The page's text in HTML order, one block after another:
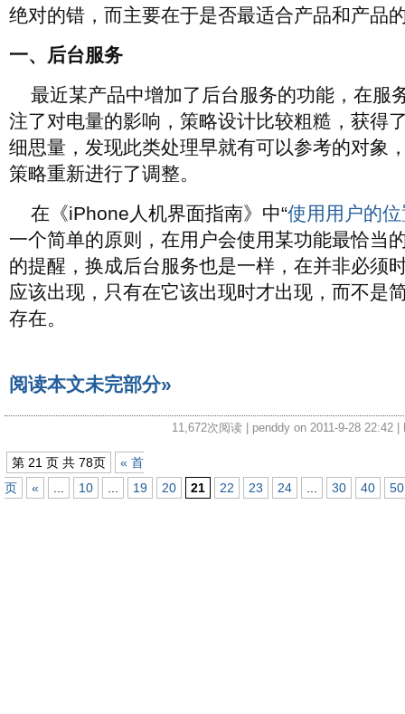
绝对的错，而主要在于是否最适合产品和产品
一、后台服务
最近某产品中增加了后台服务的功能，在服
注了对电量的影响，策略设计比较粗糙，获得
细思量，发现此类处理早就有可以参考的对象
策略重新进行了调整。
在《iPhone人机界面指南》中“使用用户的
一个简单的原则，在用户会使用某功能最恰当
的提醒，换成后台服务也是一样，在并非必须
应该出现，只有在它该出现时才出现，而不是
存在。
阅读本文未完部分»
11,672次阅读 | penddy on 2011-9-28 22:42
第 21 页 共 78页
« 首
页
« 10 19 20 21 22 23 24 30 40 50